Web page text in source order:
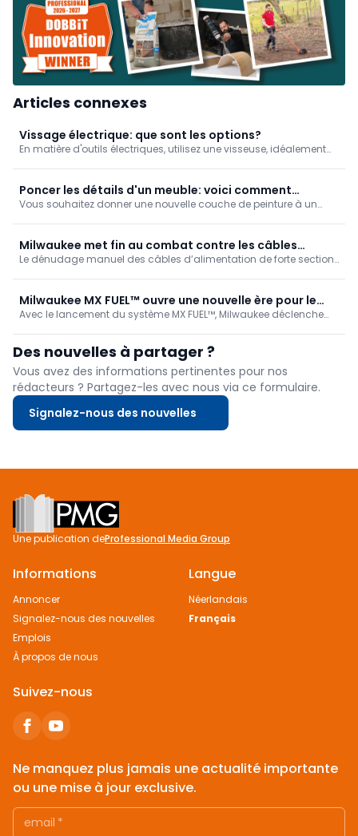
Articles connexes
Vissage électrique: que sont les options?
En matière d'outils électriques, utilisez une visseuse, idéalement
Poncer les détails d'un meuble: voici comment
procéder
Vous souhaitez donner une nouvelle couche de peinture à un
Découvrez la meilleure façon de procéder pour obtenir une
surface parfaitement prête à être peinte.
Milwaukee met fin au combat contre les câbles
rigides
Le dénudage manuel des câbles d’alimentation de forte section
prend entièrement en charge ce processus et ...
Milwaukee MX FUEL™ ouvre une nouvelle ère pour le
sans-fil
Avec le lancement du système MX FUEL™, Milwaukee déclenche
FUEL™, cette plateforme rivalise avec ...
Des nouvelles à partager ?
Vous avez des informations pertinentes pour nos
rédacteurs ? Partagez-les avec nous via ce formulaire.
Signalez-nous des nouvelles
Footer
Une publication deProfessional Media Group
Informations
Annoncer
Signalez-nous des nouvelles
Emplois
À propos de nous
Langue
Néerlandais
Français
Suivez-nous
Ne manquez plus jamais une actualité importante
ou une mise à jour exclusive.
email *